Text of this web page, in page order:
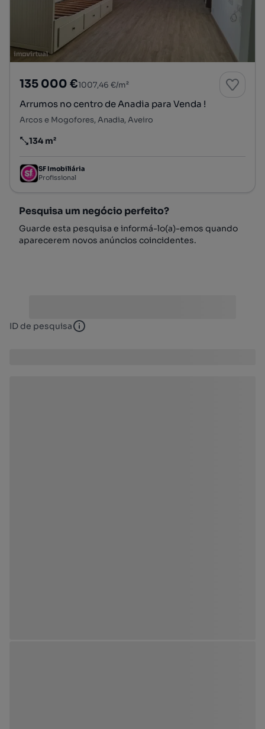
135 000 €1007,46 €/m²
Arrumos no centro de Anadia para Venda !
Arcos e Mogofores, Anadia, Aveiro
Preço por metro quadrado
134 m²
SF Imobiliária
Profissional
Pesquisa um negócio perfeito?
Guarde esta pesquisa e informá-lo(a)-emos quando
aparecerem novos anúncios coincidentes.
ID de pesquisa ID de pesquisa